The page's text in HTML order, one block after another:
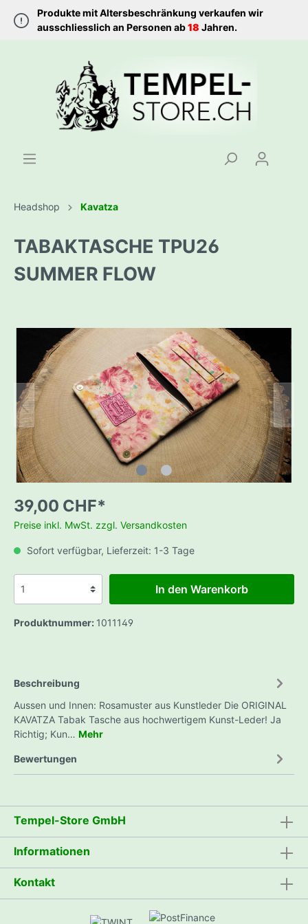
Produkte mit Altersbeschränkung verkaufen wir
ausschliesslich an Personen ab18 Jahren.
Headshop Kavatza
TABAKTASCHE TPU26
SUMMER FLOW
39,00 CHF*
Preise inkl. MwSt. zzgl. Versandkosten
Sofort verfügbar, Lieferzeit: 1-3 Tage
In den Warenkorb
Produktnummer: 1011149
Beschreibung
Aussen und Innen: Rosamuster aus Kunstleder Die ORIGINAL
KAVATZA Tabak Tasche aus hochwertigem Kunst-Leder! Ja
Richtig; Kun… Mehr
Bewertungen
Tempel-Store GmbH
Informationen
Kontakt